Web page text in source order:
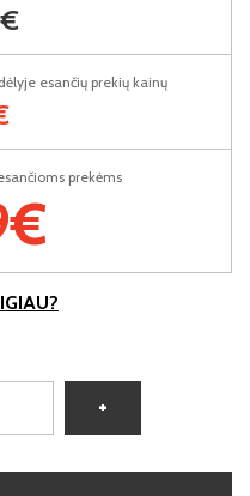
prekėms
esančių prekių kainų
+